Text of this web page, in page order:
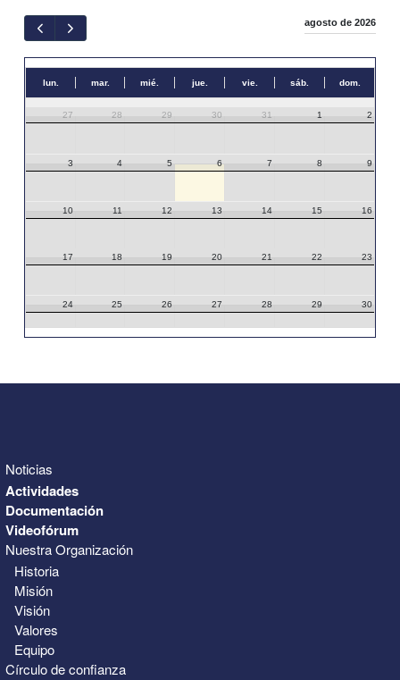
agosto de 2026
lun. mar. mié. jue. vie. sáb. dom.
27 28 29 30 31 1 2
3 4 5 6 7 8 9
10 11 12 13 14 15 16
17 18 19 20 21 22 23
24 25 26 27 28 29 30
Noticias
Actividades
Documentación
Videofórum
Nuestra Organización
Historia
Misión
Visión
Valores
Equipo
Círculo de confianza